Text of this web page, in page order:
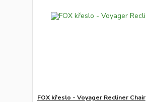
FOX křeslo - Voyager Recliner Chair